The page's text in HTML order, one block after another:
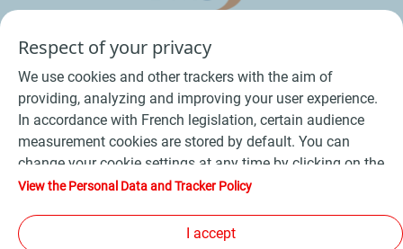
Conditions Générales de Vente Bois
Conditions Générales d’Utilisation
Respect of your privacy
We use cookies and other trackers with the aim of
providing, analyzing and improving your user experience.
In accordance with French legislation, certain audience
measurement cookies are stored by default. You can
change your cookie settings at any time by clicking on the
"Manage my cookies" button. By clicking on the "Accept"
device. If you click on "Decline", only the technical cookies
View the Personal Data and Tracker Policy
I accept